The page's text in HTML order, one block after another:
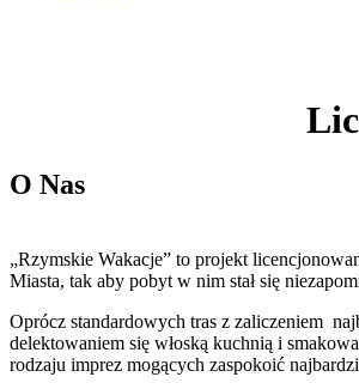
O Nas
„Rzymskie Wakacje” to projekt
Miasta, tak aby pobyt w nim stał się
Oprócz standardowych tras z zaliczeniem
delektowaniem się włoską kuchnią i
rodzaju imprez mogących zaspokoić